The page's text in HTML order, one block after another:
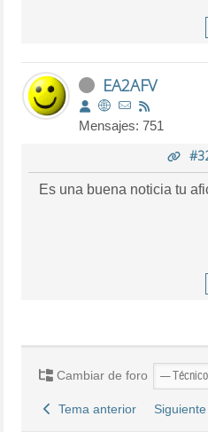
EA2AFV
Mensajes: 751
Es una buena noticia tu
Cambiar de foro
Tema anterior